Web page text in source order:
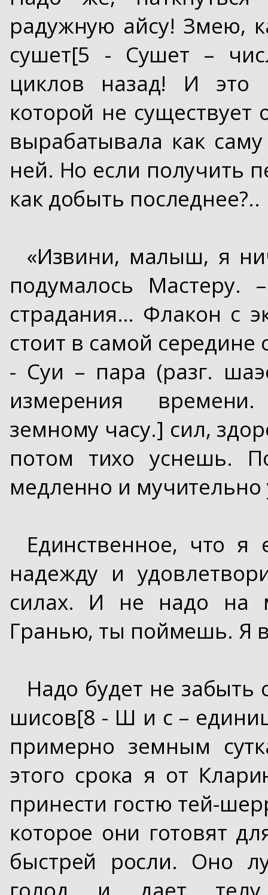
радужную айсу! Змею,
сушет[5 - Сушет –
циклов назад! И это
которой не
вырабатывала как
ней. Но если получить
как добыть последнее?..
«Извини, малыш, я
подумалось Мастеру.
страдания… Флакон с
стоит в самой
- Суи – пара (разг.
измерения
земному часу.] сил,
потом тихо уснешь.
медленно и
Единственное, что я
надежду и
силах. И не надо на
Гранью, ты поймешь. Я
Надо будет не
шисов[8 - Ш и с –
примерно земным
этого срока я от
принести гостю тей-
которое они готовят
быстрей росли. Оно